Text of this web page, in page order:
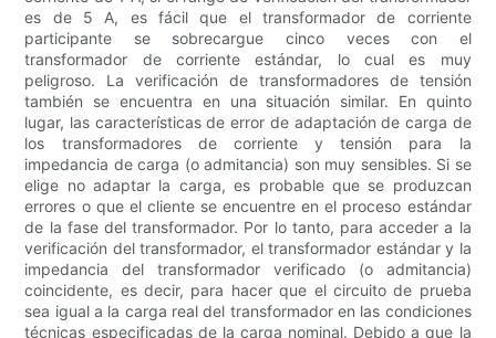
es de 5 A, es fácil que el transformador de corriente
participante se sobrecargue cinco veces con el
transformador de corriente estándar, lo cual es muy
peligroso. La verificación de transformadores de tensión
también se encuentra en una situación similar. En quinto
lugar, las características de error de adaptación de carga de
los transformadores de corriente y tensión para la
impedancia de carga (o admitancia) son muy sensibles. Si se
elige no adaptar la carga, es probable que se produzcan
errores o que el cliente se encuentre en el proceso estándar
de la fase del transformador. Por lo tanto, para acceder a la
verificación del transformador, el transformador estándar y la
impedancia del transformador verificado (o admitancia)
coincidente, es decir, para hacer que el circuito de prueba
sea igual a la carga real del transformador en las condiciones
técnicas especificadas de la carga nominal. Debido a que la